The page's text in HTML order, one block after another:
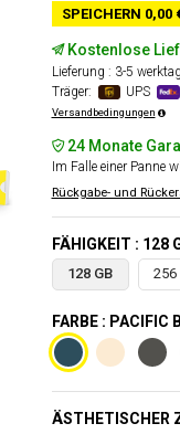
SPEICHERN 0,00
Kostenlose
Lieferung : 3-5
Träger:
UPS
Versandbedingungen
24 Monate
Im Falle einer Panne
Rückgabe- und
FÄHIGKEIT : 128
128 GB 256
FARBE : PACIFIC
ÄSTHETISCHER